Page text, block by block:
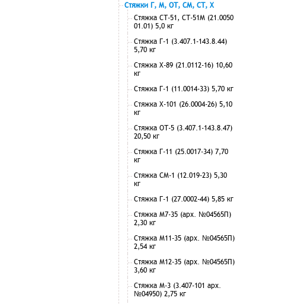
Стяжки Г, М, ОТ, СМ, СТ, Х
Стяжка СТ-51, СТ-51М (21.0050
01.01) 5,0 кг
Стяжка Г-1 (3.407.1-143.8.44)
5,70 кг
Стяжка Х-89 (21.0112-16) 10,60
кг
Стяжка Г-1 (11.0014-33) 5,70 кг
Стяжка Х-101 (26.0004-26) 5,10
кг
Стяжка ОТ-5 (3.407.1-143.8.47)
20,50 кг
Стяжка Г-11 (25.0017-34) 7,70
кг
Стяжка СМ-1 (12.019-23) 5,30
кг
Стяжка Г-1 (27.0002-44) 5,85 кг
Стяжка М7-35 (арх. №04565П)
2,30 кг
Стяжка М11-35 (арх. №04565П)
2,54 кг
Стяжка М12-35 (арх. №04565П)
3,60 кг
Стяжка М-3 (3.407-101 арх.
№04950) 2,75 кг